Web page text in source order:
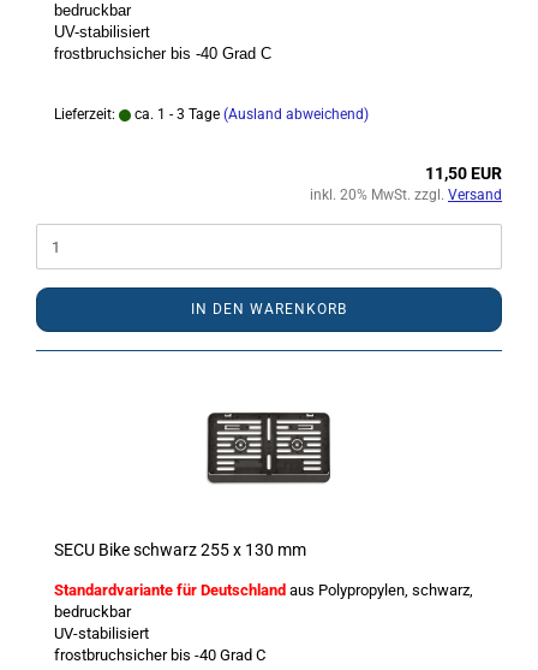
bedruckbar
UV-stabilisiert
frostbruchsicher bis -40 Grad C
Lieferzeit: ca. 1 - 3 Tage (Ausland abweichend)
11,50 EUR
inkl. 20% MwSt. zzgl. Versand
IN DEN WARENKORB
SECU Bike schwarz 255 x 130 mm
Standardvariante für Deutschland aus Polypropylen, schwarz,
bedruckbar
UV-stabilisiert
frostbruchsicher bis -40 Grad C